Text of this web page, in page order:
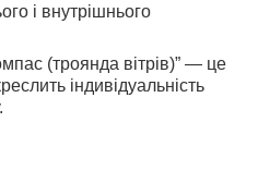
і внутрішнього
(троянда вітрів)” — це
індивідуальність